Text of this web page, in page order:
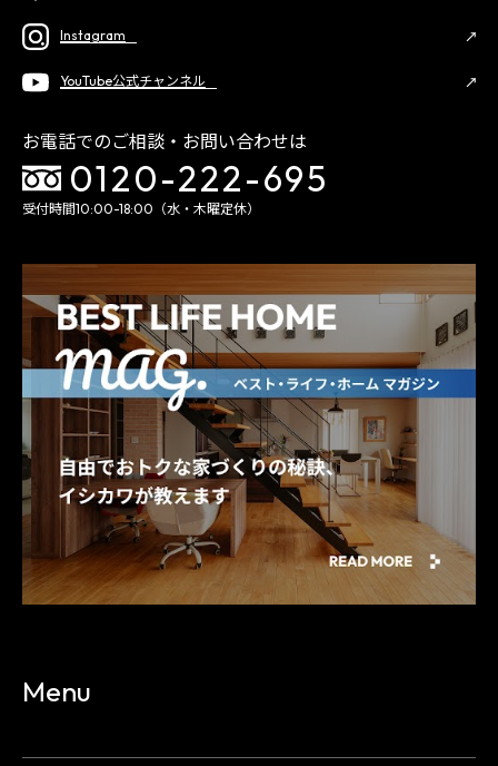
Instagram
YouTube公式チャンネル
お電話でのご相談・お問い合わせは
0120-222-695
受付時間10:00-18:00（水・木曜定休）
Menu